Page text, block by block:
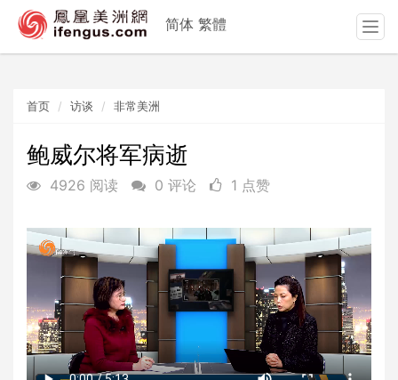
首页 访谈 非常美洲
鲍威尔将军病逝
4926 阅读 0 评论 1 点赞
简体 繁體
T
o
g
a
o
n